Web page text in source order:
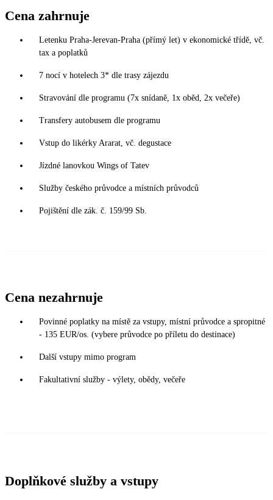
Cena zahrnuje
Letenku Praha-Jerevan-Praha (přímý let) v ekonomické třídě, vč.
tax a poplatků
7 nocí v hotelech 3* dle trasy zájezdu
Stravování dle programu (7x snídaně, 1x oběd, 2x večeře)
Transfery autobusem dle programu
Vstup do likérky Ararat, vč. degustace
Jízdné lanovkou Wings of Tatev
Služby českého průvodce a místních průvodců
Pojištění dle zák. č. 159/99 Sb.
Cena nezahrnuje
Povinné poplatky na místě za vstupy, místní průvodce a spropitné
- 135 EUR/os. (vybere průvodce po příletu do destinace)
Další vstupy mimo program
Fakultativní služby - výlety, obědy, večeře
Doplňkové služby a vstupy